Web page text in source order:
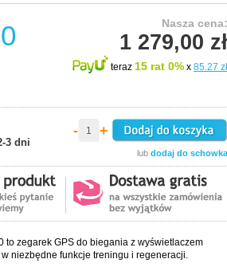
Nasza cena:
1 279,00 zł
teraz 15 rat 0% x 85.27 zł
3 dni
- +
lub dodaj do schowka
to zegarek GPS do biegania z wyświetlaczem
niezbędne funkcje treningu i regeneracji.